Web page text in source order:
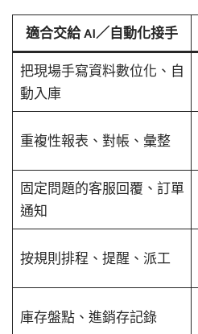
適合交給 AI／自動化接手
把現場手寫資料數位化、自
動入庫
重複性報表、對帳、彙整
固定問題的客服回覆、訂單
通知
按規則排程、提醒、派工
庫存盤點、進銷存記錄